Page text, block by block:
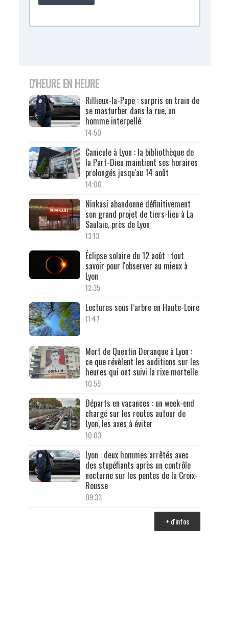
D'HEURE EN HEURE
Rillieux-la-Pape : surpris en train de
se masturber dans la rue, un
homme interpellé
14:50
Canicule à Lyon : la bibliothèque de
la Part-Dieu maintient ses horaires
prolongés jusqu'au 14 août
14:00
Ninkasi abandonne définitivement
son grand projet de tiers-lieu à La
Saulaie, près de Lyon
13:13
Éclipse solaire du 12 août : tout
savoir pour l'observer au mieux à
Lyon
12:35
Lectures sous l’arbre en Haute-Loire
11:47
Mort de Quentin Deranque à Lyon :
ce que révèlent les auditions sur les
heures qui ont suivi la rixe mortelle
10:59
Départs en vacances : un week-end
chargé sur les routes autour de
Lyon, les axes à éviter
10:03
Lyon : deux hommes arrêtés avec
des stupéfiants après un contrôle
nocturne sur les pentes de la Croix-
Rousse
09:33
+ d'infos